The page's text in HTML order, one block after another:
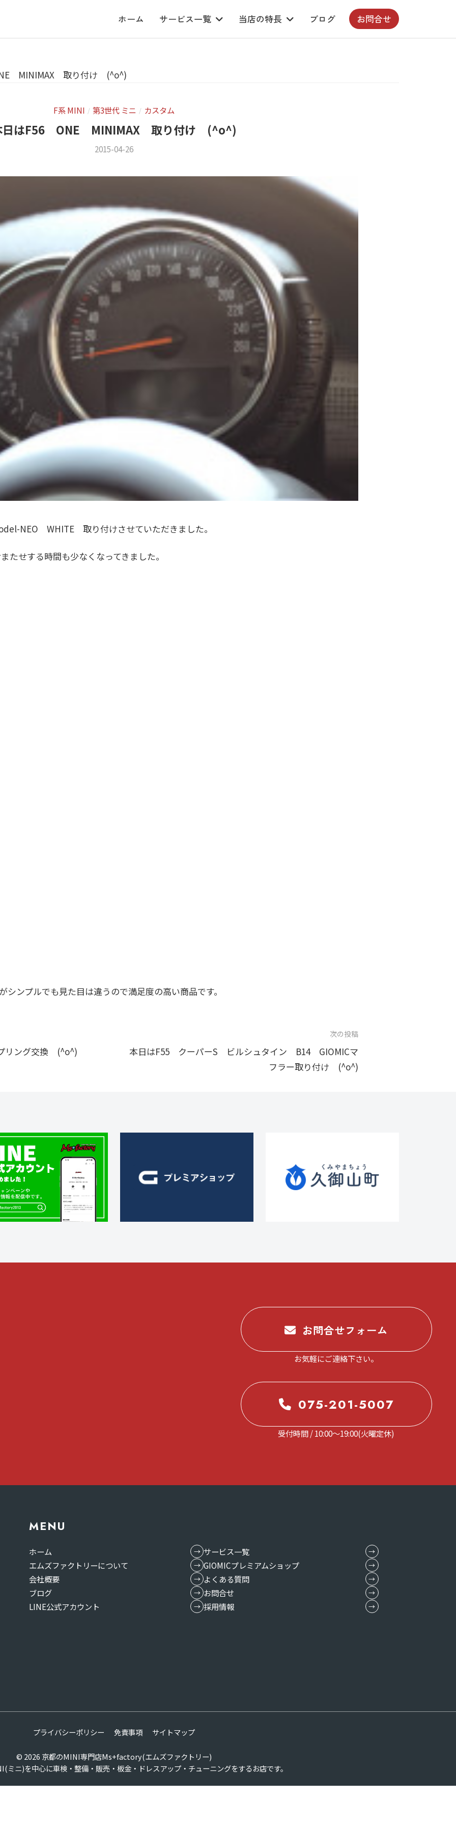
ホーム サービス一覧 当店の特長 ブログ お問合せ
MINIMAX 取り付け (^o^)
F系 MINI / 第3世代 ミニ / カスタム
日はF56 ONE MINIMAX 取り付け (^o^)
2015-04-26
m
f
c
t
o
r
3
件
コ
メ
ン
ト
NEO WHITE 取り付けさせていただきました。
たせする時間も少なくなってきました。
ンプルでも見た目は違うので満足度の高い商品です。
リング交換 (^o^)
次の投稿
本日はF55 クーパーS ビルシュタイン B14 GIOMICマ
フラー取り付け (^o^)
お問合せフォーム
お気軽にご連絡下さい。
075-201-5007
受付時間 / 10:00～19:00(火曜定休)
MENU
ホーム
サービス一覧
エムズファクトリーについて
GIOMICプレミアムショップ
会社概要
よくある質問
ブログ
お問合せ
LINE公式アカウント
採用情報
プライバシーポリシー 免責事項 サイトマップ
© 2026 京都のMINI専門店Ms+factory(エムズファクトリー)
ミニ)を中心に車検・整備・販売・板金・ドレスアップ・チューニングをするお店です。